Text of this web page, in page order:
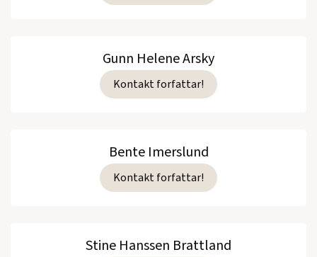
Gunn Helene Arsky
Kontakt forfattar!
Bente Imerslund
Kontakt forfattar!
Stine Hanssen Brattland